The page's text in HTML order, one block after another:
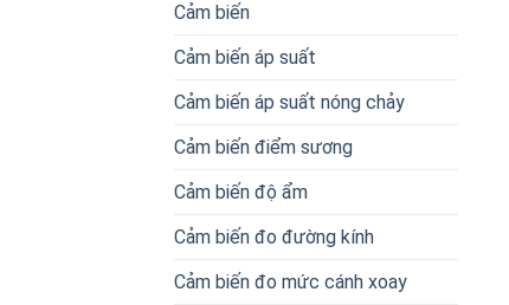
Cảm biến
Cảm biến áp suất
Cảm biến áp suất nóng chảy
Cảm biến điểm sương
Cảm biến độ ẩm
Cảm biến đo đường kính
Cảm biến đo mức cánh xoay